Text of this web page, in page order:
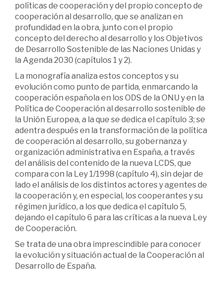
políticas de cooperación y del propio concepto de
cooperación al desarrollo, que se analizan en
profundidad en la obra, junto con el propio
concepto del derecho al desarrollo y los Objetivos
de Desarrollo Sostenible de las Naciones Unidas y
la Agenda 2030 (capítulos 1 y 2).
La monografía analiza estos conceptos y su
evolución como punto de partida, enmarcando la
cooperación española en los ODS de la ONU y en la
Política de Cooperación al desarrollo sostenible de
la Unión Europea, a la que se dedica el capítulo 3; se
adentra después en la transformación de la política
de cooperación al desarrollo, su gobernanza y
organización administrativa en España, a través
del análisis del contenido de la nueva LCDS, que
compara con la Ley 1/1998 (capítulo 4), sin dejar de
lado el análisis de los distintos actores y agentes de
la cooperación y, en especial, los cooperantes y su
régimen jurídico, a los que dedica el capítulo 5,
dejando el capítulo 6 para las críticas a la nueva Ley
de Cooperación.
Se trata de una obra imprescindible para conocer
la evolución y situación actual de la Cooperación al
Desarrollo de España.